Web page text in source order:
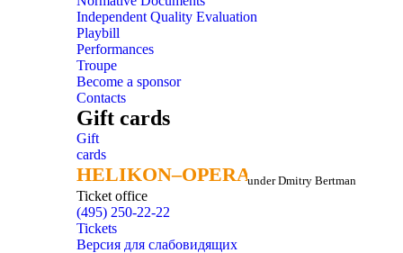
Independent Quality Evaluation
Playbill
Performances
Troupe
Become a sponsor
Contacts
Gift cards
Gift
cards
HELIKON–OPERA
HELIKON–OPERAunder Dmitry Bertman
Ticket office
(495) 250-22-22
Tickets
Версия для слабовидящих